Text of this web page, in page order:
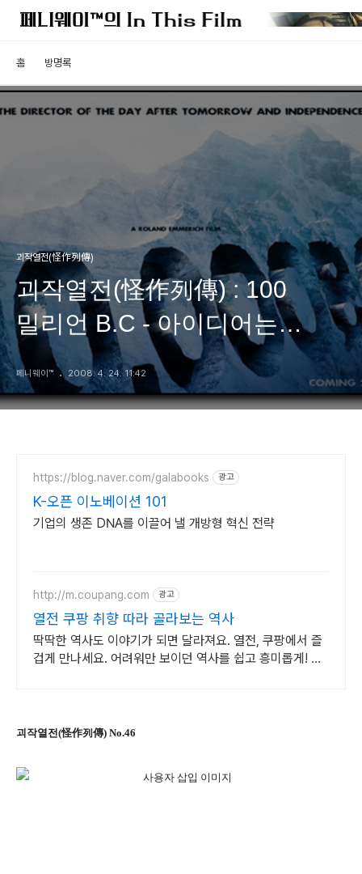
홈 방명록
괴작열전(怪作列傳)
괴작열전(怪作列傳) : 100
밀리언 B.C - 아이디어는
쓸만했던 10000 B.C의
짝퉁영화
페니웨이™ 2008. 4. 24. 11:42
https://blog.naver.com/galabooks 광고
K-오픈 이노베이션 101
기업의 생존 DNA를 이끌어 낼 개방형 혁신 전략
http://m.coupang.com 광고
열전 쿠팡 취향 따라 골라보는 역사
딱딱한 역사도 이야기가 되면 달라져요. 열전, 쿠팡에서 즐
겁게 만나세요. 어려워만 보이던 역사를 쉽고 흥미롭게! 와
괴작열전(怪作列傳) No.46